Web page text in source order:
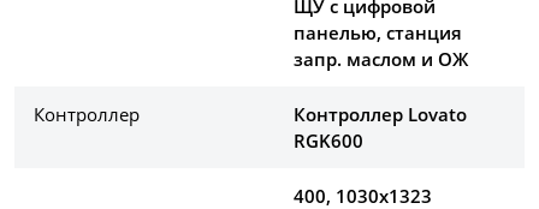
ЩУ с цифровой
панелью, станция
запр. маслом и ОЖ
Контроллер
Контроллер Lovato
RGK600
400, 1030х1323